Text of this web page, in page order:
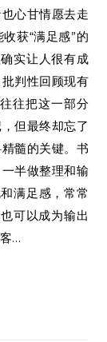
心甘情愿去走
获“满足感”的
实让人很有成
判性回顾现有
往把这一部分
但最终却忘了
髓的关键。书
半做整理和输
满足感，常常
可以成为输出
…